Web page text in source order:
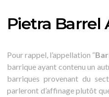
Pietra Barrel
Pour rappel, l’appellation “
barrique ayant contenu un
barriques provenant du
parleront d’affinage plutôt